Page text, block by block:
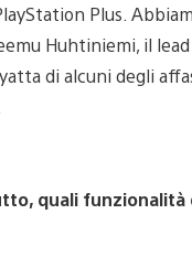
Plus.
Huhtiniemi, il
di alcuni degli
quali funzionalità